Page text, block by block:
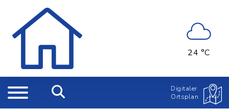
24 °C
Digitaler
Ortsplan